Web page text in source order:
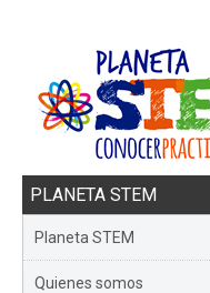
PLANETA STEM
Planeta STEM
Quienes somos